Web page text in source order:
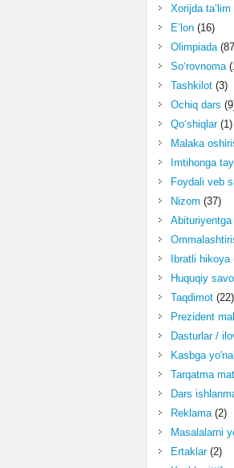
Xorijda
E’lon(16)
Olimpiada
So‘rovnoma
Tashkilot(3)
Ochiq dars
Qo‘shiqlar(1)
Malaka
Imtihonga
Foydali veb
Nizom (37)
Abituriyentga
Ibratli hikoya
Huquqiy
Taqdimot(22)
Prezident
Dasturlar /
Kasbga
Tarqatma
Dars
Reklama(2)
Masalalarni
Ertaklar(2)